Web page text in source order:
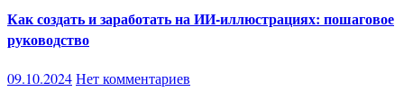
Как создать и заработать на ИИ-иллюстрациях: пошаговое
руководство
09.10.2024Нет комментариев